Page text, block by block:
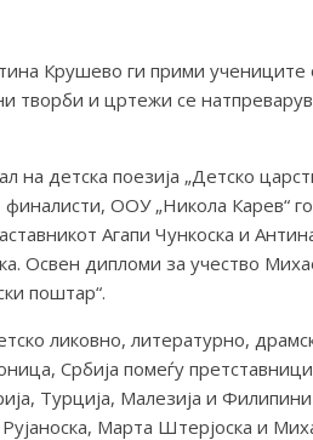
Крушево ги прими
творби и цртежи се
детска поезија „Детско
ООУ „Никола Карев“
Агапи Чункоска и
Освен дипломи за учество
поштар“.
ликовно, литературно,
Србија помеѓу
Турција, Малезија и
Марта Штерјоска и